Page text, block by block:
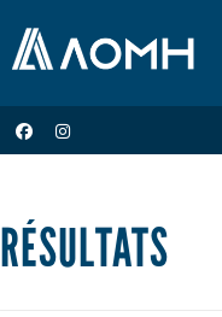
RÉSULTATS